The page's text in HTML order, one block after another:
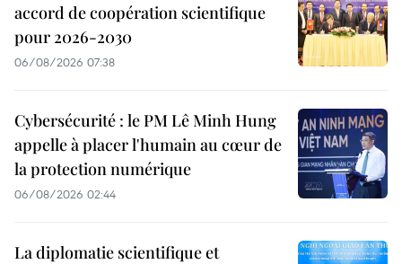
accord de coopération scientifique
pour 2026-2030
06/08/2026 07:38
Cybersécurité : le PM Lê Minh Hung
appelle à placer l'humain au cœur de
la protection numérique
06/08/2026 02:44
La diplomatie scientifique et